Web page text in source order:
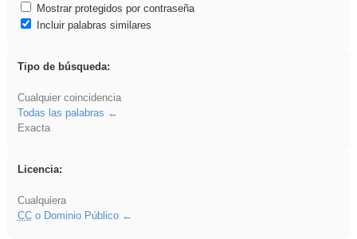
Mostrar protegidos por contraseña
Incluir palabras similares
Tipo de búsqueda:
Cualquier coincidencia
Todas las palabras
Exacta
Licencia:
Cualquiera
CCo Dominio Público